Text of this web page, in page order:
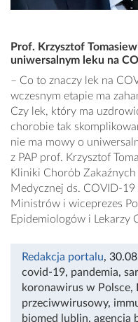
Prof. Krzysztof
uniwersalnym leku na
– Co to znaczy lek na
wczesnym etapie ma
Czy lek, który ma
chorobie tak
nie ma mowy o
z PAP prof. Krzysztof
Kliniki Chorób
Medycznej ds. COVID-19
Ministrów i wiceprezes
Epidemiologów i Lekarzy
Redakcja portalu,
covid-19, pandemia,
koronawirus w Polsce,
przeciwwirusowy,
biomed lublin, agencja